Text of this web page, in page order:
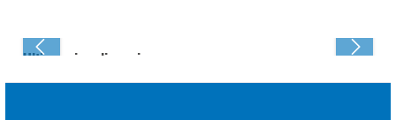
Ultima visualizzazione: